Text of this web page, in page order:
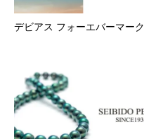
デビアス フォーエバーマーク